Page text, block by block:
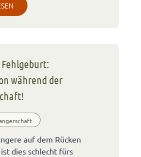
während der
auf dem Rücken
dies schlecht fürs